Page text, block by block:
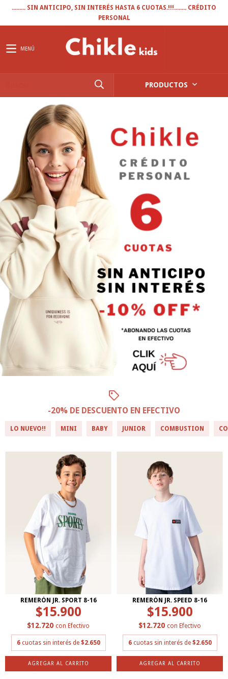
......... SIN ANTICIPO, SIN INTERÉS HASTA 6 CUOTAS.!!!........ CRÉDITO
PERSONAL
MENÚ
PRODUCTOS
-20% DE DESCUENTO EN EFECTIVO
LO NUEVO!! MINI BABY JUNIOR COMBUSTION
REMERÓN JR. SPORT 8-16
$15.900
$12.720 con Efectivo
6 cuotas sin interés de $2.650
AGREGAR AL CARRITO
REMERÓN JR. SPEED 8-16
$15.900
$12.720 con Efectivo
6 cuotas sin interés de $2.650
AGREGAR AL CARRITO